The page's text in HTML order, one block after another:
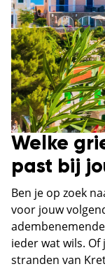
Welke
past bij
Ben je op zoek
voor jouw
ieder wat wils.
stranden van